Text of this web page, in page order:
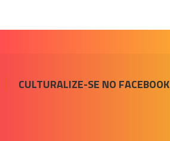
CULTURALIZE-SE NO FACEBOOK